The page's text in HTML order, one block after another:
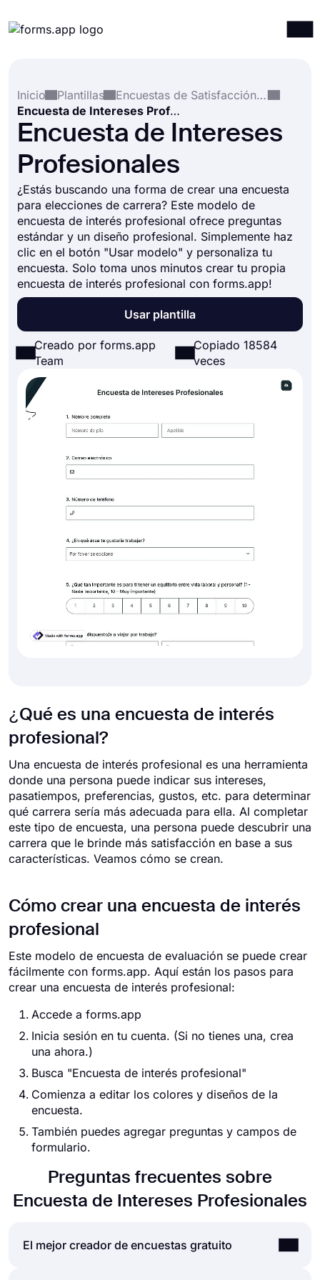
Integraciones
Plantillas
Recursos
Inicio
Plantillas
Encuestas de Satisfacción de los Empleados
Encuesta de Intereses Profesionales
Encuesta de Intereses
Profesionales
¿Estás buscando una forma de crear una encuesta
para elecciones de carrera? Este modelo de
encuesta de interés profesional ofrece preguntas
estándar y un diseño profesional. Simplemente haz
clic en el botón "Usar modelo" y personaliza tu
encuesta. Solo toma unos minutos crear tu propia
encuesta de interés profesional con forms.app!
Usar plantilla
Creado por forms.app
Team
Copiado 18584
veces
¿Qué es una encuesta de interés
profesional?
Una encuesta de interés profesional es una herramienta
donde una persona puede indicar sus intereses,
pasatiempos, preferencias, gustos, etc. para determinar
qué carrera sería más adecuada para ella. Al completar
este tipo de encuesta, una persona puede descubrir una
carrera que le brinde más satisfacción en base a sus
características. Veamos cómo se crean.
Cómo crear una encuesta de interés
profesional
Este modelo de encuesta de evaluación se puede crear
fácilmente con forms.app. Aquí están los pasos para
crear una encuesta de interés profesional:
Accede a forms.app
Inicia sesión en tu cuenta. (Si no tienes una, crea
una ahora.)
Busca "Encuesta de interés profesional"
Comienza a editar los colores y diseños de la
encuesta.
También puedes agregar preguntas y campos de
formulario.
Preguntas frecuentes sobre
Encuesta de Intereses Profesionales
El mejor creador de encuestas gratuito